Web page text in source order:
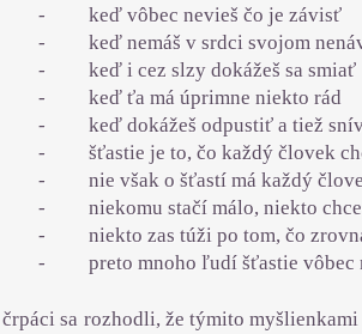
-keď vôbec nevieš čo je závisť
-keď nemáš v srdci svojom
-keď i cez slzy dokážeš sa smiať
-keď ťa má úprimne niekto rád
-keď dokážeš odpustiť a tiež
-šťastie je to, čo každý človek
-nie však o šťastí má každý
-niekomu stačí málo, niekto
-niekto zas túži po tom, čo
-preto mnoho ľudí šťastie vôbec
sa rozhodli, že týmito